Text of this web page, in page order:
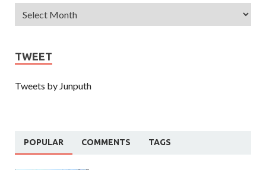
TWEET
Tweets by Junputh
POPULAR COMMENTS TAGS